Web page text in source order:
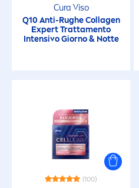
Cura Viso
Q10 Anti-Rughe Collagen
Expert Trattamento
Intensivo Giorno & Notte
(100)